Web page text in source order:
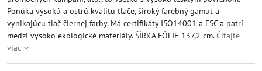
Ponúka vysokú a ostrú kvalitu tlače, široký farebný gamut a
vynikajúcu tlač čiernej farby. Má certifikáty ISO14001 a FSC a patrí
medzi vysoko ekologické materiály. ŠÍRKA FÓLIE 137,2 cm.Čítajte
viac